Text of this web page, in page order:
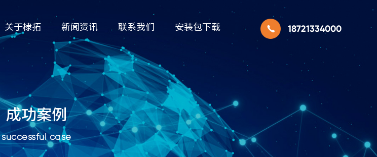
18721334000
关于棣拓 新闻资讯 联系我们 安装包下载
成功案例
successful case